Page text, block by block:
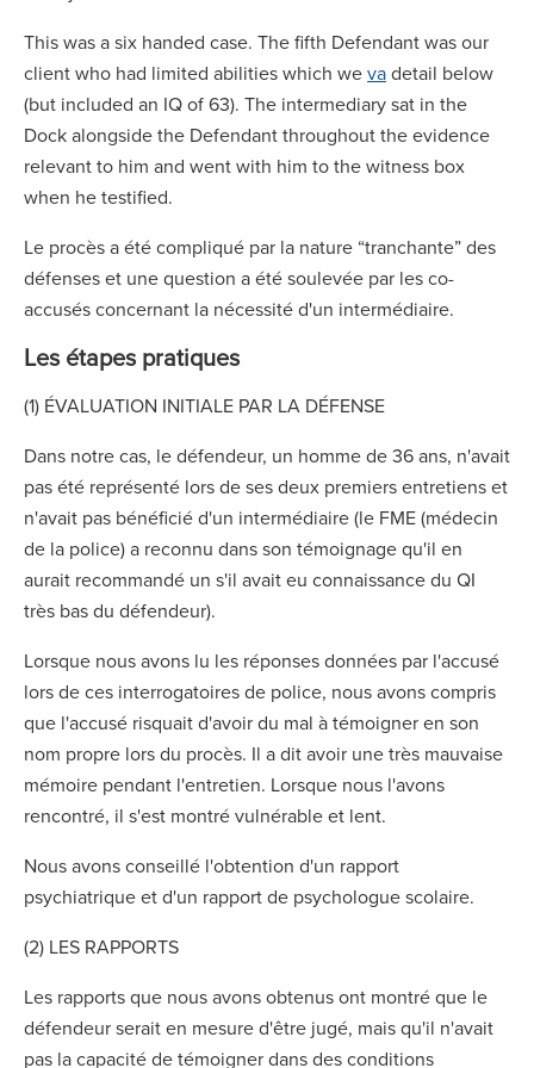
This was a six handed case. The fifth Defendant was our
client who had limited abilities which wevadetail below
(but included an IQ of 63). The intermediary sat in the
Dock alongside the Defendant throughout the evidence
relevant to him and went with him to the witness box
when he testified.
Le procès a été compliqué par la nature “tranchante” des
défenses et une question a été soulevée par les co-
accusés concernant la nécessité d'un intermédiaire.
Les étapes pratiques
(1) ÉVALUATION INITIALE PAR LA DÉFENSE
Dans notre cas, le défendeur, un homme de 36 ans, n'avait
pas été représenté lors de ses deux premiers entretiens et
n'avait pas bénéficié d'un intermédiaire (le FME (médecin
de la police) a reconnu dans son témoignage qu'il en
aurait recommandé un s'il avait eu connaissance du QI
très bas du défendeur).
Lorsque nous avons lu les réponses données par l'accusé
lors de ces interrogatoires de police, nous avons compris
que l'accusé risquait d'avoir du mal à témoigner en son
nom propre lors du procès. Il a dit avoir une très mauvaise
mémoire pendant l'entretien. Lorsque nous l'avons
rencontré, il s'est montré vulnérable et lent.
Nous avons conseillé l'obtention d'un rapport
psychiatrique et d'un rapport de psychologue scolaire.
(2) LES RAPPORTS
Les rapports que nous avons obtenus ont montré que le
défendeur serait en mesure d'être jugé, mais qu'il n'avait
pas la capacité de témoigner dans des conditions